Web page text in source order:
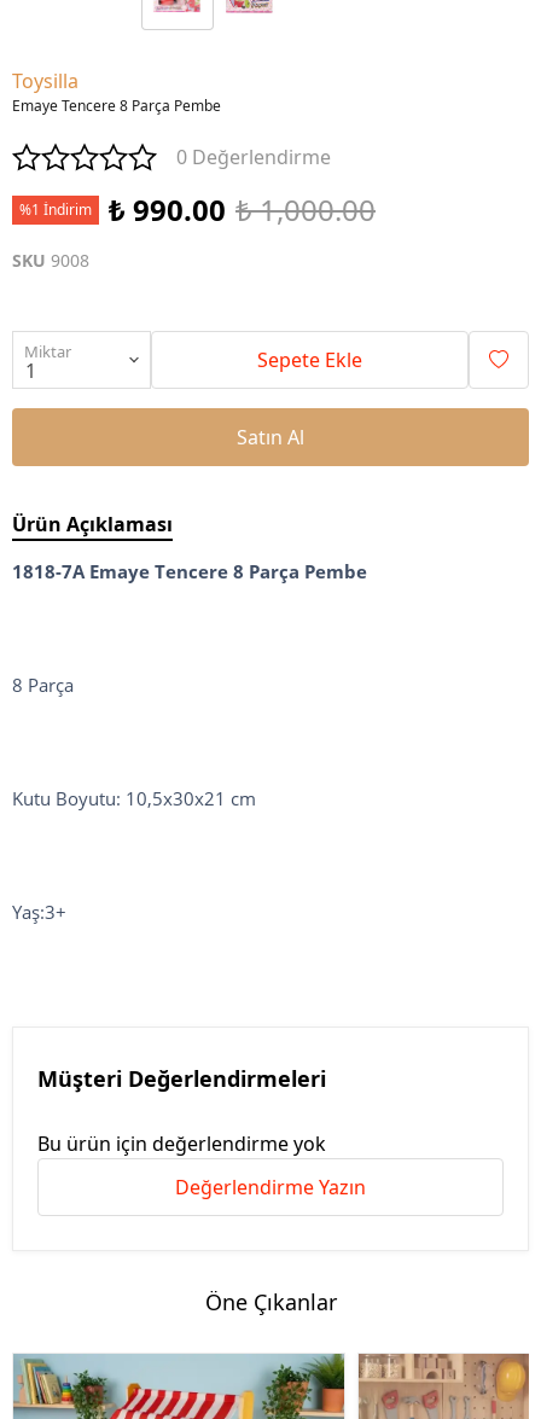
Toysilla
Emaye Tencere 8 Parça Pembe
0 Değerlendirme
%1 İndirim ₺ 990.00 ₺ 1,000.00
SKU 9008
Miktar Sepete Ekle
Satın Al
Ürün Açıklaması
1818-7A Emaye Tencere 8 Parça Pembe
8 Parça
Kutu Boyutu: 10,5x30x21 cm
Yaş:3+
Müşteri Değerlendirmeleri
Bu ürün için değerlendirme yok
Değerlendirme Yazın
Öne Çıkanlar